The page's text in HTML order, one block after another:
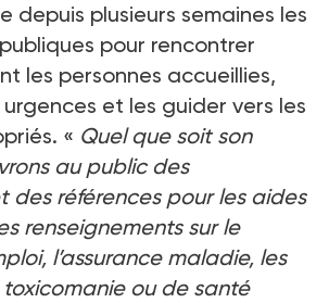
depuis plusieurs semaines les
pour rencontrer
les personnes accueillies,
et les guider vers les
« Quel que soit son
au public des
des références pour les aides
renseignements sur le
l’assurance maladie, les
ou de santé